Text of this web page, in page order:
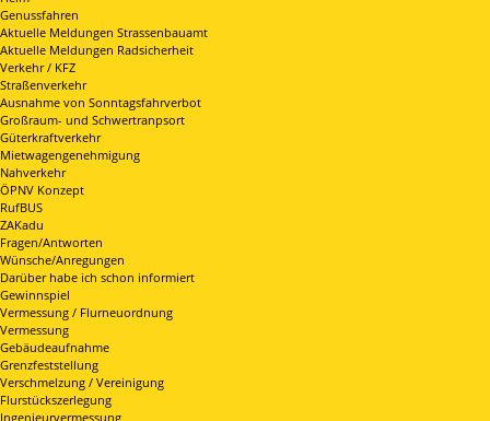
Genussfahren
Aktuelle Meldungen Strassenbauamt
Aktuelle Meldungen Radsicherheit
Verkehr / KFZ
Straßenverkehr
Ausnahme von Sonntagsfahrverbot
Großraum- und Schwertranpsort
Güterkraftverkehr
Mietwagengenehmigung
Nahverkehr
ÖPNV Konzept
RufBUS
ZAKadu
Fragen/Antworten
Wünsche/Anregungen
Darüber habe ich schon informiert
Gewinnspiel
Vermessung / Flurneuordnung
Vermessung
Gebäudeaufnahme
Grenzfeststellung
Verschmelzung / Vereinigung
Flurstückszerlegung
Ingenieurvermessung